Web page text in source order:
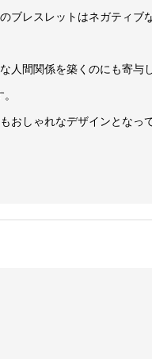
ブレスレットはネガティブ
人間関係を築くのにも寄与
おしゃれなデザインとなっ